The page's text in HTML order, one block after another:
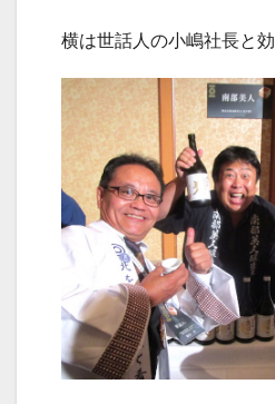
横は世話人の小嶋社長と